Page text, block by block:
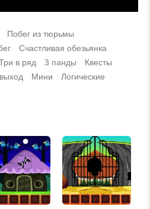
Побег из тюрьмы
Счастливая обезьянка
в ряд 3 панды
Квесты
Мини
Логические